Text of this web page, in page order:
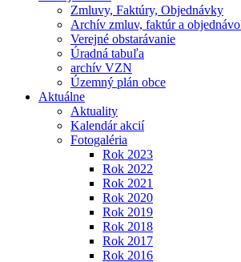
Zmluvy, Faktúry, Objednávky
Archív zmluv, faktúr a
Verejné obstarávanie
Úradná tabuľa
archív VZN
Územný plán obce
Aktuálne
Aktuality
Kalendár akcií
Fotogaléria
Rok 2023
Rok 2022
Rok 2021
Rok 2020
Rok 2019
Rok 2018
Rok 2017
Rok 2016